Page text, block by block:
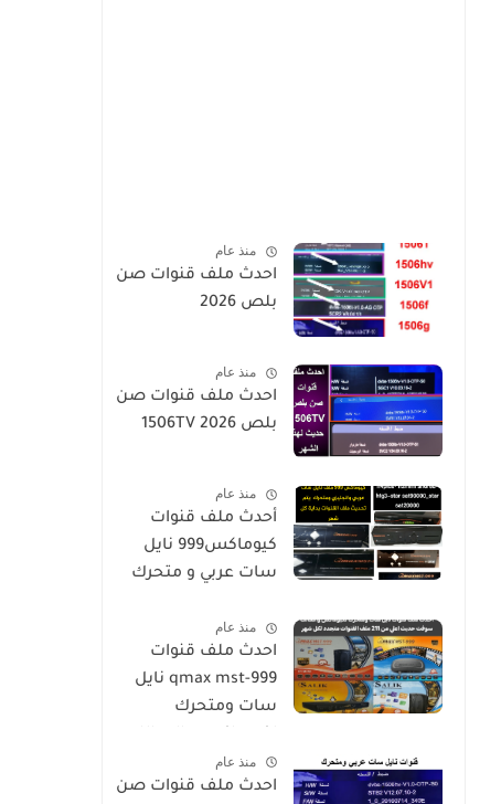
منذ عام
احدث ملف قنوات صن
بلص 2026
منذ عام
احدث ملف قنوات صن
بلص 1506TV 2026
منذ عام
أحدث ملف قنوات
كيوماكس999 نايل
سات عربي و متحرك
h4plus-h2mini-h1g3-
star sat90000_star
sat20000
منذ عام
احدث ملف قنوات
qmax mst-999 نايل
سات ومتحرك
Mini-Qmax H2 Mini 2
منذ عام
احدث ملف قنوات صن